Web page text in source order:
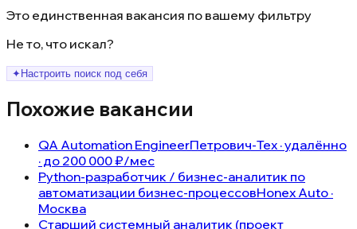
Это единственная вакансия по вашему фильтру
Не то, что искал?
✦ Настроить поиск под себя
Похожие вакансии
QA Automation EngineerПетрович-Тех · удалённо
· до 200 000 ₽/мес
Python-разработчик / бизнес-аналитик по
автоматизации бизнес-процессовHonex Auto ·
Москва
Старший системный аналитик (проект